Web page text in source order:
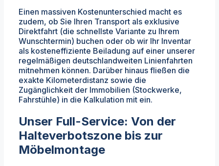
Einen massiven Kostenunterschied macht es
zudem, ob Sie Ihren Transport als exklusive
Direktfahrt (die schnellste Variante zu Ihrem
Wunschtermin) buchen oder ob wir Ihr Inventar
als kosteneffiziente Beiladung auf einer unserer
regelmäßigen deutschlandweiten Linienfahrten
mitnehmen können. Darüber hinaus fließen die
exakte Kilometerdistanz sowie die
Zugänglichkeit der Immobilien (Stockwerke,
Fahrstühle) in die Kalkulation mit ein.
Unser Full-Service: Von der
Halteverbotszone bis zur
Möbelmontage